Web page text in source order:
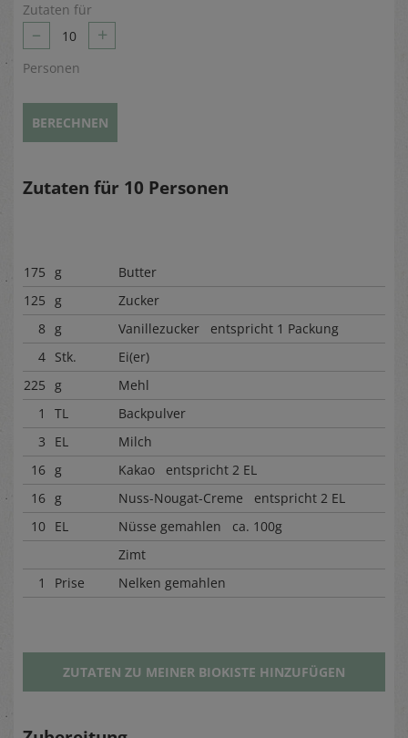
Zutaten für
– 10 +
Personen
BERECHNEN
Zutaten für 10 Personen
175 g
Butter
125 g
Zucker
8 g
Vanillezucker entspricht 1 Packung
4 Stk.
Ei(er)
225 g
Mehl
1
TL
Backpulver
3
EL
Milch
16 g
Kakao entspricht 2 EL
16 g
Nuss-Nougat-Creme entspricht 2 EL
10 EL
Nüsse gemahlen ca. 100g
Zimt
1
Prise Nelken gemahlen
ZUTATEN ZU MEINER BIOKISTE HINZUFÜGEN